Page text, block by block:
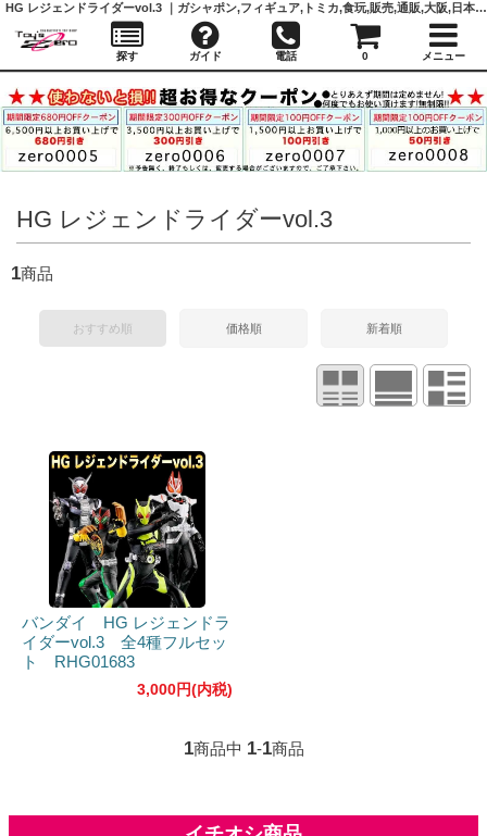
HG レジェンドライダーvol.3
1商品
おすすめ順 価格順 新着順
バンダイ HG レジェンドラ
イダーvol.3 全4種フルセッ
ト RHG01683
3,000円(内税)
1商品中 1-1商品
HG レジェンドライダーvol.3 ｜ガシャポン,フィギュア,トミカ,食玩,販売,通販,大阪,日本橋, 『Toy's Zero』 トイズゼロ
探す ガイド 電話 0 メニュー